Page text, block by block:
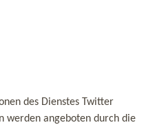
des Dienstes Twitter
werden angeboten durch die